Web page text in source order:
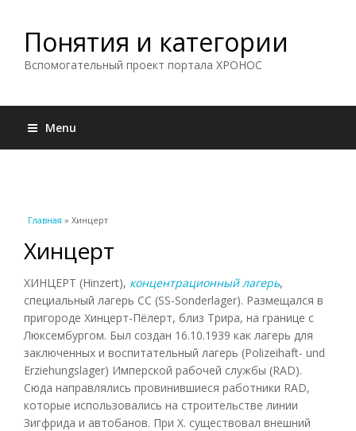
Понятия и категории
Вспомогательный проект портала ХРОНОС
Menu
Вы здесь
Главная » Хинцерт
Хинцерт
ХИНЦЕРТ (Hinzert), концентрационный лагерь,
специальный лагерь СС (SS-Sonderlager). Размещался в
пригороде Хинцерт-Пёлерт, близ Трира, на границе с
Люксембургом. Был создан 16.10.1939 как лагерь для
заключенных и воспитательный лагерь (Polizeihaft- und
Erziehungslager) Имперской рабочей службы (RAD).
Сюда направлялись провинившиеся работники RAD,
которые использовались на строительстве линии
Зигфрида и автобанов. При X. существовал внешний